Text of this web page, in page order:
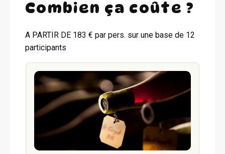
Combien ça coûte ?
A PARTIR DE 183 € par pers. sur une base de 12
participants